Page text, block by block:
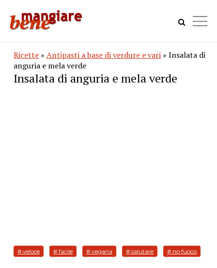
Ricette » Antipasti a base di verdure e vari » Insalata di
anguria e mela verde
Insalata di anguria e mela verde
# veloce # facile # vegana # salutare # no fuoco